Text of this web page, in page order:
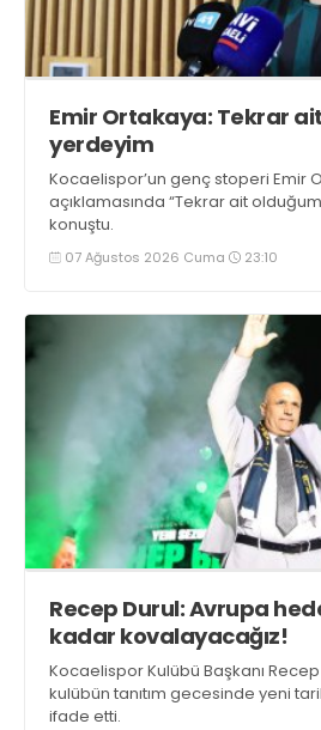
Emir Ortakaya: Tekrar
yerdeyim
Kocaelispor’un genç stoperi Emir
açıklamasında “Tekrar ait
konuştu.
07 Ağustos 2026 Cuma 23:10
Recep Durul: Avrupa
kadar kovalayacağız!
Kocaelispor Kulübü Başkanı Recep
kulübün tanıtım gecesinde yeni
ifade etti.